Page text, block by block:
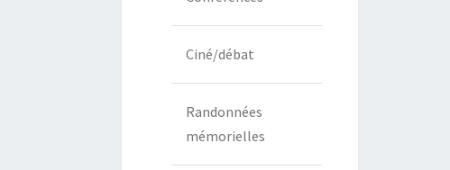
Ciné/débat
Randonnées
mémorielles